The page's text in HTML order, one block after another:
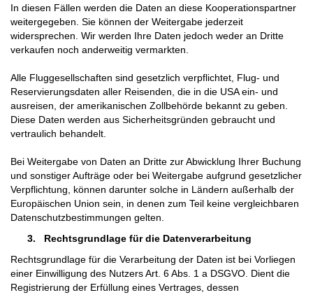
In diesen Fällen werden die Daten an diese Kooperationspartner
weitergegeben. Sie können der Weitergabe jederzeit
widersprechen. Wir werden Ihre Daten jedoch weder an Dritte
verkaufen noch anderweitig vermarkten.
Alle Fluggesellschaften sind gesetzlich verpflichtet, Flug- und
Reservierungsdaten aller Reisenden, die in die USA ein- und
ausreisen, der amerikanischen Zollbehörde bekannt zu geben.
Diese Daten werden aus Sicherheitsgründen gebraucht und
vertraulich behandelt.
Bei Weitergabe von Daten an Dritte zur Abwicklung Ihrer Buchung
und sonstiger Aufträge oder bei Weitergabe aufgrund gesetzlicher
Verpflichtung, können darunter solche in Ländern außerhalb der
Europäischen Union sein, in denen zum Teil keine vergleichbaren
Datenschutzbestimmungen gelten.
3. Rechtsgrundlage für die Datenverarbeitung
Rechtsgrundlage für die Verarbeitung der Daten ist bei Vorliegen
einer Einwilligung des Nutzers Art. 6 Abs. 1 a DSGVO. Dient die
Registrierung der Erfüllung eines Vertrages, dessen